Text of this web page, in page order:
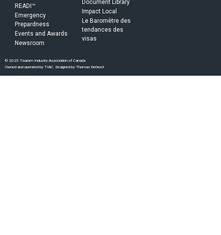
READI™
Emergency
Prepardness
Events and Awards
Newsroom
Document Library
Impact Local
Le Baromètre des
tendances des
visas
© 2025 Tourism Industry Association of Canada
Owned and operated by TIAC. Designed by Thomas DeGroot